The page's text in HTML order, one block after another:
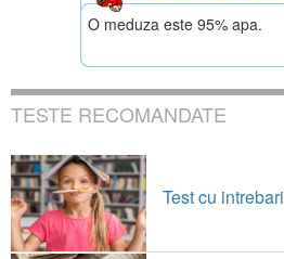
O meduza este 95% apa.
TESTE RECOMANDATE
Test cu